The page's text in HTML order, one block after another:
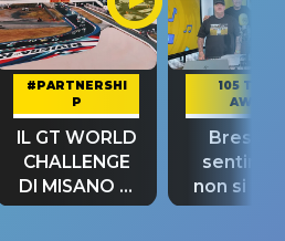
#PARTNERSHI
P
IL GT WORLD
CHALLENGE
DI MISANO si
riconferma
105 TAKE
AWAY
Bresh:
non si
fino alla